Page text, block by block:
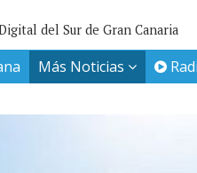
del Sur de Gran Canaria
Más Noticias